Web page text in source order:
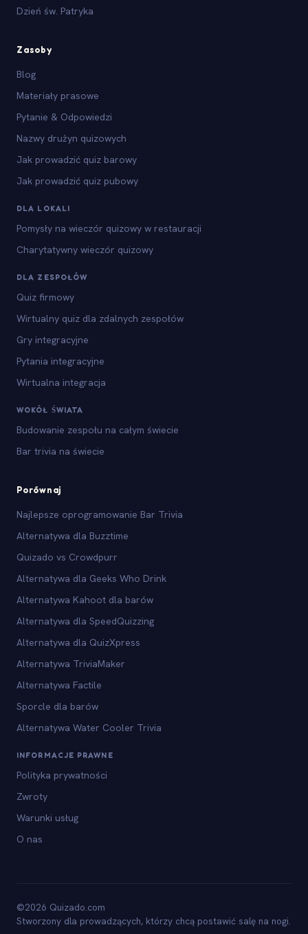
Dzień św. Patryka
Zasoby
Blog
Materiały prasowe
Pytanie & Odpowiedzi
Nazwy drużyn quizowych
Jak prowadzić quiz barowy
Jak prowadzić quiz pubowy
DLA LOKALI
Pomysły na wieczór quizowy w restauracji
Charytatywny wieczór quizowy
DLA ZESPOŁÓW
Quiz firmowy
Wirtualny quiz dla zdalnych zespołów
Gry integracyjne
Pytania integracyjne
Wirtualna integracja
WOKÓŁ ŚWIATA
Budowanie zespołu na całym świecie
Bar trivia na świecie
Porównaj
Najlepsze oprogramowanie Bar Trivia
Alternatywa dla Buzztime
Quizado vs Crowdpurr
Alternatywa dla Geeks Who Drink
Alternatywa Kahoot dla barów
Alternatywa dla SpeedQuizzing
Alternatywa dla QuizXpress
Alternatywa TriviaMaker
Alternatywa Factile
Sporcle dla barów
Alternatywa Water Cooler Trivia
INFORMACJE PRAWNE
Polityka prywatności
Zwroty
Warunki usług
O nas
©2026 Quizado.com
Stworzony dla prowadzących, którzy chcą postawić salę na nogi.